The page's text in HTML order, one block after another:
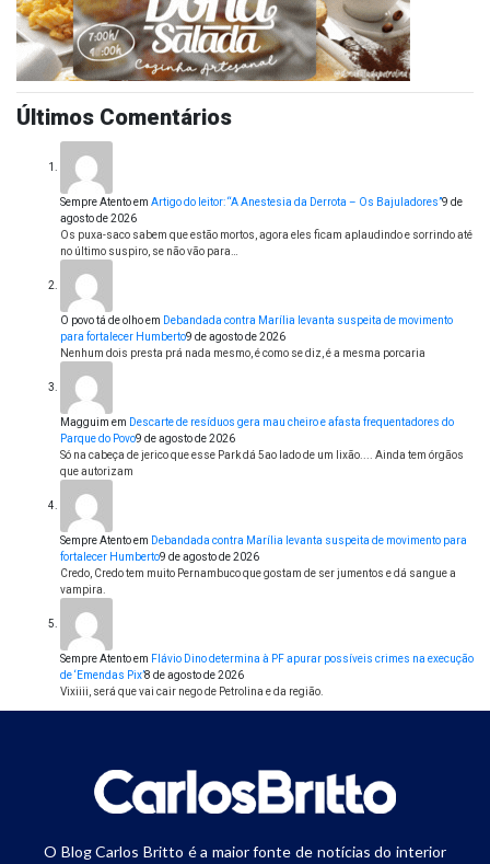
Últimos Comentários
Sempre Atentoem Artigo do leitor: “A Anestesia da Derrota – Os Bajuladores”9 de
agosto de 2026
Os puxa-saco sabem que estão mortos, agora eles ficam aplaudindo e sorrindo até
no último suspiro, se não vão para…
O povo tá de olhoem Debandada contra Marília levanta suspeita de movimento
para fortalecer Humberto9 de agosto de 2026
Nenhum dois presta prá nada mesmo, é como se diz, é a mesma porcaria
Magguim em Descarte de resíduos gera mau cheiro e afasta frequentadores do
Parque do Povo9 de agosto de 2026
Só na cabeça de jerico que esse Park dá 5ao lado de um lixão.... Ainda tem órgãos
que autorizam
Sempre Atentoem Debandada contra Marília levanta suspeita de movimento para
fortalecer Humberto9 de agosto de 2026
Credo, Credo tem muito Pernambuco que gostam de ser jumentos e dá sangue a
vampira.
Sempre Atentoem Flávio Dino determina à PF apurar possíveis crimes na execução
de ‘Emendas Pix’8 de agosto de 2026
Vixiiii, será que vai cair nego de Petrolina e da região.
O Blog Carlos Britto é a maior fonte de notícias do interior